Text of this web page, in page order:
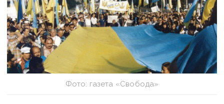
Фото: газета «Свобода»